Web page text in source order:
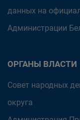
данных на
Администрации
ОРГАНЫ ВЛАСТИ
Совет народных
округа